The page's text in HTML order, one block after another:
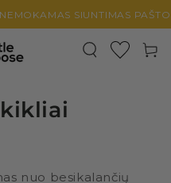
SIUNTIMAS
nuo besikalančių